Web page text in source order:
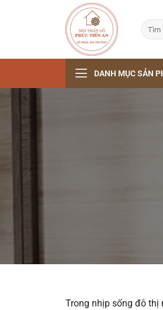
Tìm
kiếm:
DANH MỤC SẢN
Trong nhịp sống đô thị